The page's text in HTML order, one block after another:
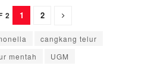
2 1 2
cangkang telur
mentah UGM